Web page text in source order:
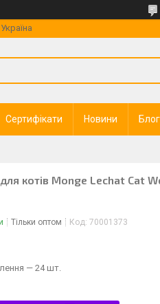
Сертифікати Новини Блог
котів Monge Lechat Cat
Тільки оптом Код: 70001373
— 24 шт.